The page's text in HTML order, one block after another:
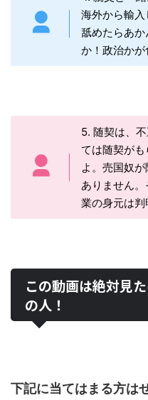
海外から輸
舐めたらあか
か！政治かが
5. 随契は、
ては随契が
よ。売国奴
ありません
業の身元は判
この動画は絶対見
の人！
下記に当てはまる方は